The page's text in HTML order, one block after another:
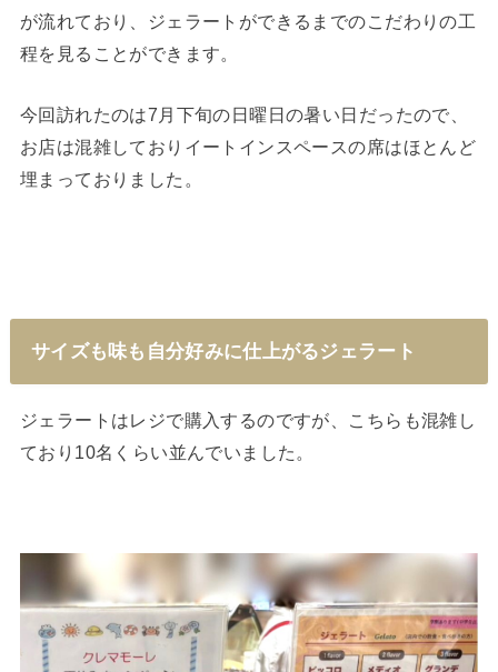
が流れており、ジェラートができるまでのこだわりの工
程を見ることができます。
今回訪れたのは7月下旬の日曜日の暑い日だったので、
お店は混雑しておりイートインスペースの席はほとんど
埋まっておりました。
サイズも味も自分好みに仕上がるジェラート
ジェラートはレジで購入するのですが、こちらも混雑し
ており10名くらい並んでいました。